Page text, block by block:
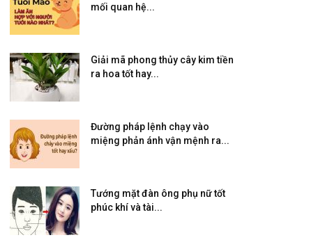
mối quan hệ...
Giải mã phong thủy cây kim tiền
ra hoa tốt hay...
Đường pháp lệnh chạy vào
miệng phản ánh vận mệnh ra...
Tướng mặt đàn ông phụ nữ tốt
phúc khí và tài...